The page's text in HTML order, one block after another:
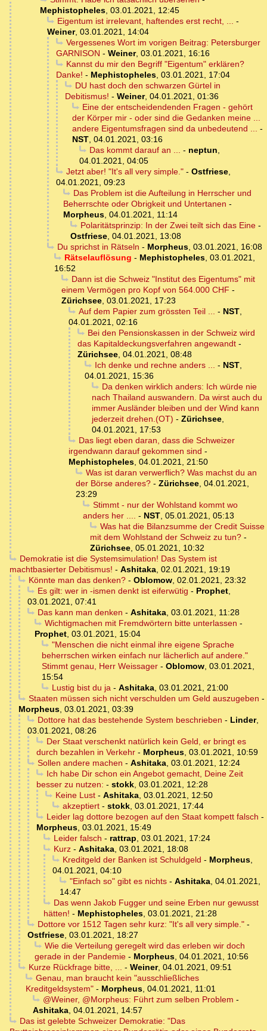
Mephistopheles, 03.01.2021, 12:45
Eigentum ist irrelevant, haftendes erst recht, ... -
Weiner, 03.01.2021, 14:04
Vergessenes Wort im vorigen Beitrag: Petersburger
GARNISON - Weiner, 03.01.2021, 16:16
Kannst du mir den Begriff "Eigentum" erklären?
Danke! - Mephistopheles, 03.01.2021, 17:04
DU hast doch den schwarzen Gürtel in
Debitismus! - Weiner, 04.01.2021, 01:36
Eine der entscheidendenden Fragen - gehört
der Körper mir - oder sind die Gedanken meine ...
andere Eigentumsfragen sind da unbedeutend ... -
NST, 04.01.2021, 03:16
Das kommt darauf an ... - neptun,
04.01.2021, 04:05
Jetzt aber! "It's all very simple."- Ostfriese,
04.01.2021, 09:23
Das Problem ist die Aufteilung in Herrscher und
Beherrschte oder Obrigkeit und Untertanen -
Morpheus, 04.01.2021, 11:14
Polaritätsprinzip: In der Zwei teilt sich das Eine-
Ostfriese, 04.01.2021, 13:08
Du sprichst in Rätseln - Morpheus, 03.01.2021, 16:08
Rätselauflösung - Mephistopheles, 03.01.2021,
16:52
Dann ist die Schweiz "Institut des Eigentums" mit
einem Vermögen pro Kopf von 564.000 CHF -
Zürichsee, 03.01.2021, 17:23
Auf dem Papier zum grössten Teil ... - NST,
04.01.2021, 02:16
Bei den Pensionskassen in der Schweiz wird
das Kapitaldeckungsverfahren angewandt -
Zürichsee, 04.01.2021, 08:48
Ich denke und rechne anders ... - NST,
04.01.2021, 15:36
Da denken wirklich anders: Ich würde nie
nach Thailand auswandern. Da wirst auch du
immer Ausländer bleiben und der Wind kann
jederzeit drehen.(OT) - Zürichsee,
04.01.2021, 17:53
Das liegt eben daran, dass die Schweizer
irgendwann darauf gekommen sind -
Mephistopheles, 04.01.2021, 21:50
Was ist daran verwerflich? Was machst du an
der Börse anderes? - Zürichsee, 04.01.2021,
23:29
Stimmt - nur der Wohlstand kommt wo
anders her .... - NST, 05.01.2021, 05:13
Was hat die Bilanzsumme der Credit Suisse
mit dem Wohlstand der Schweiz zu tun? -
Zürichsee, 05.01.2021, 10:32
Demokratie ist die Systemsimulation! Das System ist
machtbasierter Debitismus! - Ashitaka, 02.01.2021, 19:19
Könnte man das denken?- Oblomow, 02.01.2021, 23:32
Es gilt: wer in -ismen denkt ist eiferwütig - Prophet,
03.01.2021, 07:41
Das kann man denken - Ashitaka, 03.01.2021, 11:28
Wichtigmachen mit Fremdwörtern bitte unterlassen -
Prophet, 03.01.2021, 15:04
"Menschen die nicht einmal ihre eigene Sprache
beherrschen wirken einfach nur lächerlich auf andere."
Stimmt genau, Herr Weissager - Oblomow, 03.01.2021,
15:54
Lustig bist du ja- Ashitaka, 03.01.2021, 21:00
Staaten müssen sich nicht verschulden um Geld auszugeben -
Morpheus, 03.01.2021, 03:39
Dottore hat das bestehende System beschrieben - Linder,
03.01.2021, 08:26
Der Staat verschenkt natürlich kein Geld, er bringt es
durch bezahlen in Verkehr - Morpheus, 03.01.2021, 10:59
Sollen andere machen - Ashitaka, 03.01.2021, 12:24
Ich habe Dir schon ein Angebot gemacht, Deine Zeit
besser zu nutzen: - stokk, 03.01.2021, 12:28
Keine Lust- Ashitaka, 03.01.2021, 12:50
akzeptiert- stokk, 03.01.2021, 17:44
Leider lag dottore bezogen auf den Staat kompett falsch -
Morpheus, 03.01.2021, 15:49
Leider falsch - rattrap, 03.01.2021, 17:24
Kurz- Ashitaka, 03.01.2021, 18:08
Kreditgeld der Banken ist Schuldgeld - Morpheus,
04.01.2021, 04:10
"Einfach so" gibt es nichts- Ashitaka, 04.01.2021,
14:47
Das wenn Jakob Fugger und seine Erben nur gewusst
hätten! - Mephistopheles, 03.01.2021, 21:28
Dottore vor 1512 Tagen sehr kurz: "It's all very simple."-
Ostfriese, 03.01.2021, 18:27
Wie die Verteilung geregelt wird das erleben wir doch
gerade in der Pandemie - Morpheus, 04.01.2021, 10:56
Kurze Rückfrage bitte, ... - Weiner, 04.01.2021, 09:51
Genau, man braucht kein "ausschließliches
Kreditgeldsystem" - Morpheus, 04.01.2021, 11:01
@Weiner, @Morpheus: Führt zum selben Problem -
Ashitaka, 04.01.2021, 14:57
Das ist gelebte Schweizer Demokratie: "Das